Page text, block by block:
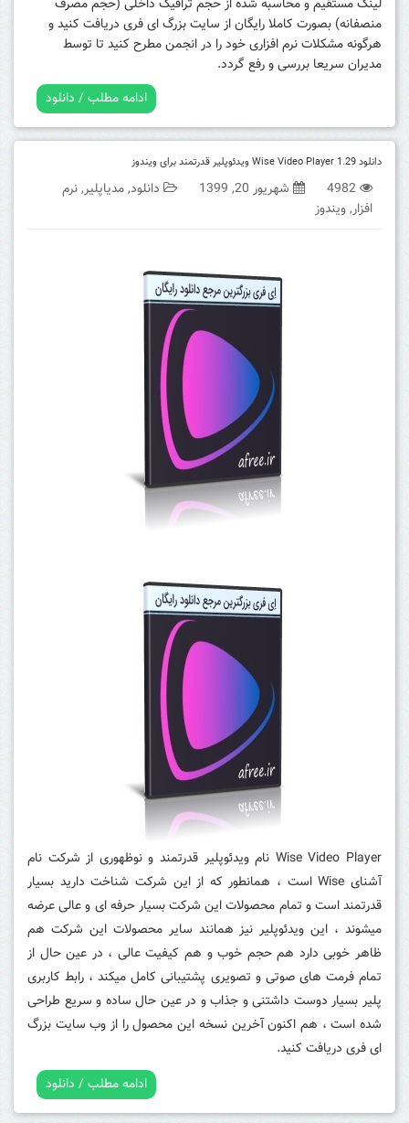
لینک مستقیم و محاسبه شده از حجم ترافیک داخلی (حجم مصرف
منصفانه) بصورت کاملا رایگان از سایت بزرگ ای فری دریافت کنید و
هرگونه مشکلات نرم افزاری خود را در انجمن مطرح کنید تا توسط
مدیران سریعا بررسی و رفع گردد.
ادامه مطلب / دانلود
دانلود Wise Video Player 1.29 ویدئوپلیر قدرتمند برای ویندوز
4982 شهریور 20, 1399 دانلود,مدیاپلیر,نرم
افزار,ویندوز
Wise Video Player نام ویدئوپلیر قدرتمند و نوظهوری از شرکت نام
آشنای Wise است ، همانطور که از این شرکت شناخت دارید بسیار
قدرتمند است و تمام محصولات این شرکت بسیار حرفه ای و عالی عرضه
میشوند ، این ویدئوپلیر نیز همانند سایر محصولات این شرکت هم
ظاهر خوبی دارد هم حجم خوب و هم کیفیت عالی ، در عین حال از
تمام فرمت های صوتی و تصویری پشتیبانی کامل میکند ، رابط کاربری
پلیر بسیار دوست داشتنی و جذاب و در عین حال ساده و سریع طراحی
شده است ، هم اکنون آخرین نسخه این محصول را از وب سایت بزرگ
ای فری دریافت کنید.
ادامه مطلب / دانلود